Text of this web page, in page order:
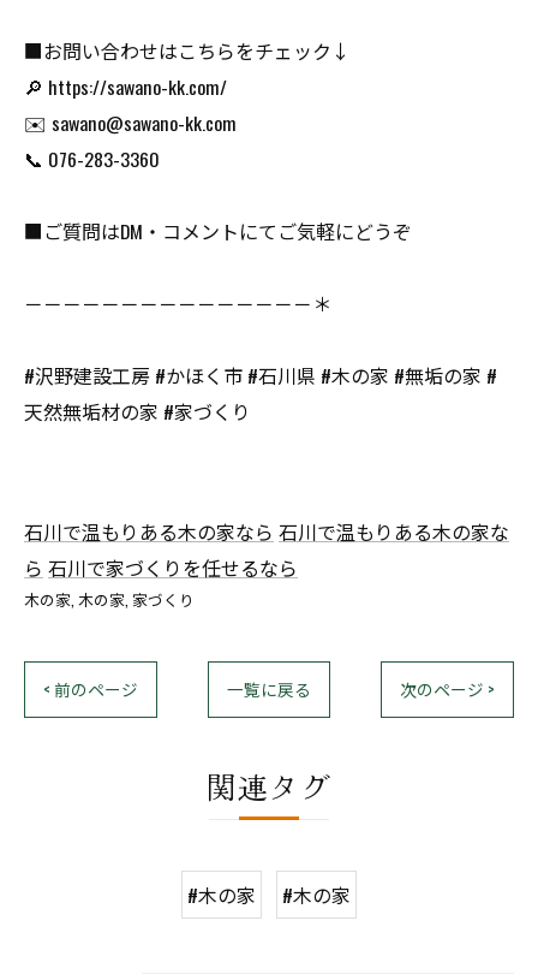
■お問い合わせはこちらをチェック↓
🔎 https://sawano-kk.com/
✉️ sawano@sawano-kk.com
📞 076-283-3360
■ご質問はDM・コメントにてご気軽にどうぞ
－－－－－－－－－－－－－－－＊
#沢野建設工房 #かほく市 #石川県 #木の家 #無垢の家 #
天然無垢材の家 #家づくり
石川で温もりある木の家なら 石川で温もりある木の家な
ら 石川で家づくりを任せるなら
木の家 木の家 家づくり
< 前のページ 一覧に戻る 次のページ >
関連タグ
#木の家 #木の家